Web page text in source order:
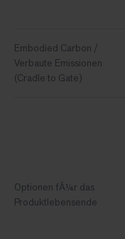
Embodied Carbon /
Verbaute Emissionen
(Cradle to Gate)
Optionen fÃ¼r das
Produktlebensende